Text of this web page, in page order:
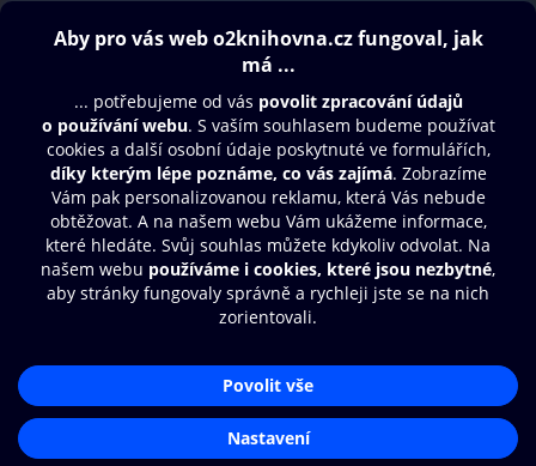
Obsah ke stažení
Moje O2 Knihovna
Další zábava
© O2 Czech Republic a.s.
Přístupnost
Zásady zpracování osobních údajůAplikace O2 Knihovna
Čti a poslouchej své e-knihy a